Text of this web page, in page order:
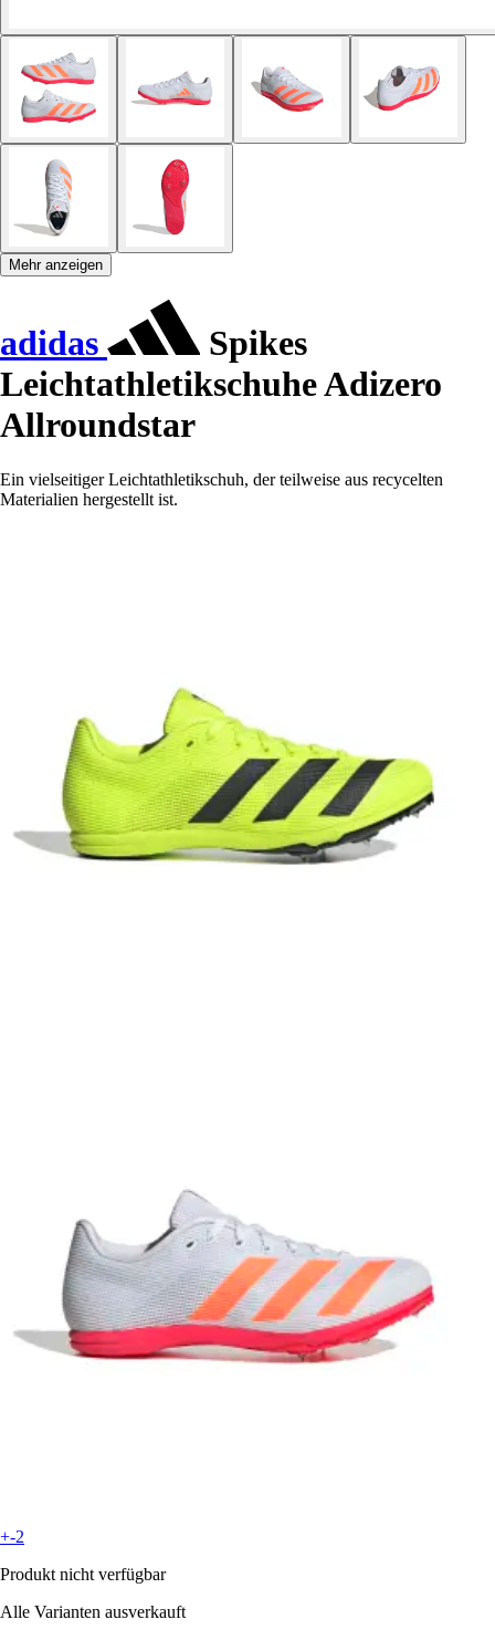
Mehr anzeigen
adidas
Spikes
Leichtathletikschuhe Adizero
Allroundstar
Ein vielseitiger Leichtathletikschuh, der teilweise aus recycelten
Materialien hergestellt ist.
+-2
Produkt nicht verfügbar
Alle Varianten ausverkauft